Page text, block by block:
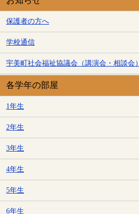
保護者の方へ
学校通信
宇美町社会福祉協議会（講演会・相談会）
各学年の部屋
1年生
2年生
3年生
4年生
5年生
6年生